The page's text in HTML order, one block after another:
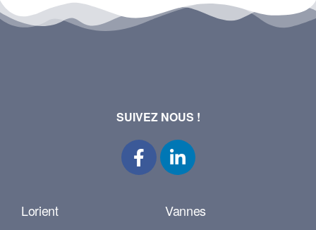
SUIVEZ NOUS !
Lorient Vannes